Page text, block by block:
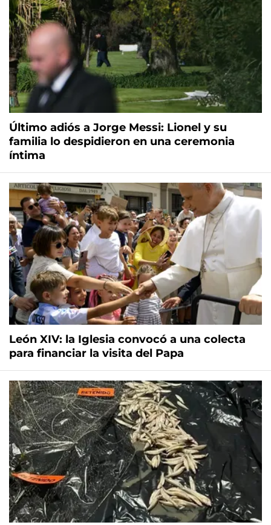
Último adiós a Jorge Messi: Lionel y su
familia lo despidieron en una ceremonia
íntima
León XIV: la Iglesia convocó a una colecta
para financiar la visita del Papa